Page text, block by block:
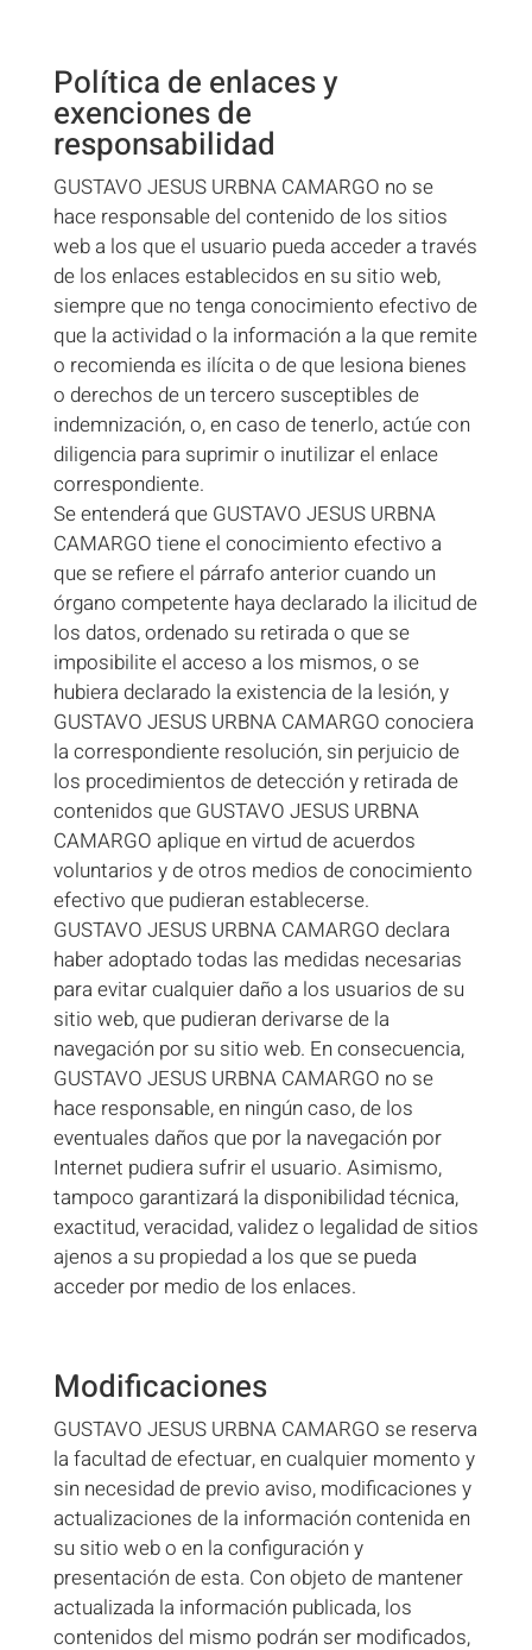
Política de enlaces y
exenciones de
responsabilidad
GUSTAVO JESUS URBNA CAMARGO no se
hace responsable del contenido de los sitios
web a los que el usuario pueda acceder a través
de los enlaces establecidos en su sitio web,
siempre que no tenga conocimiento efectivo de
que la actividad o la información a la que remite
o recomienda es ilícita o de que lesiona bienes
o derechos de un tercero susceptibles de
indemnización, o, en caso de tenerlo, actúe con
diligencia para suprimir o inutilizar el enlace
correspondiente.
Se entenderá que GUSTAVO JESUS URBNA
CAMARGO tiene el conocimiento efectivo a
que se refiere el párrafo anterior cuando un
órgano competente haya declarado la ilicitud de
los datos, ordenado su retirada o que se
imposibilite el acceso a los mismos, o se
hubiera declarado la existencia de la lesión, y
GUSTAVO JESUS URBNA CAMARGO conociera
la correspondiente resolución, sin perjuicio de
los procedimientos de detección y retirada de
contenidos que GUSTAVO JESUS URBNA
CAMARGO aplique en virtud de acuerdos
voluntarios y de otros medios de conocimiento
efectivo que pudieran establecerse.
GUSTAVO JESUS URBNA CAMARGO declara
haber adoptado todas las medidas necesarias
para evitar cualquier daño a los usuarios de su
sitio web, que pudieran derivarse de la
navegación por su sitio web. En consecuencia,
GUSTAVO JESUS URBNA CAMARGO no se
hace responsable, en ningún caso, de los
eventuales daños que por la navegación por
Internet pudiera sufrir el usuario. Asimismo,
tampoco garantizará la disponibilidad técnica,
exactitud, veracidad, validez o legalidad de sitios
ajenos a su propiedad a los que se pueda
acceder por medio de los enlaces.
Modificaciones
GUSTAVO JESUS URBNA CAMARGO se reserva
la facultad de efectuar, en cualquier momento y
sin necesidad de previo aviso, modificaciones y
actualizaciones de la información contenida en
su sitio web o en la configuración y
presentación de esta. Con objeto de mantener
actualizada la información publicada, los
contenidos del mismo podrán ser modificados,